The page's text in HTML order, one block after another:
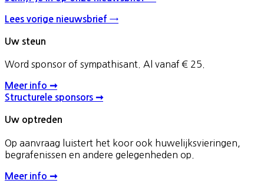
Lees vorige nieuwsbrief →
Uw steun
Word sponsor of sympathisant. Al vanaf € 25.
Meer info ➞
Structurele sponsors ➞
Uw optreden
Op aanvraag luistert het koor ook huwelijksvieringen,
begrafenissen en andere gelegenheden op.
Meer info ➞